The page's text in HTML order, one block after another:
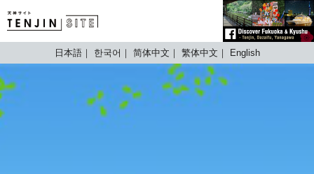
TENJIN SITE
日本語 한국어 简体中文 繁体中文 English